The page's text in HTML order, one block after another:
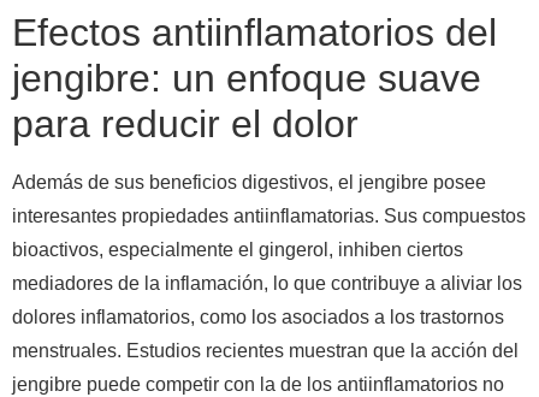
Efectos antiinflamatorios del
jengibre: un enfoque suave
para reducir el dolor
Además de sus beneficios digestivos, el jengibre posee
interesantes propiedades antiinflamatorias. Sus compuestos
bioactivos, especialmente el gingerol, inhiben ciertos
mediadores de la inflamación, lo que contribuye a aliviar los
dolores inflamatorios, como los asociados a los trastornos
menstruales. Estudios recientes muestran que la acción del
jengibre puede competir con la de los antiinflamatorios no